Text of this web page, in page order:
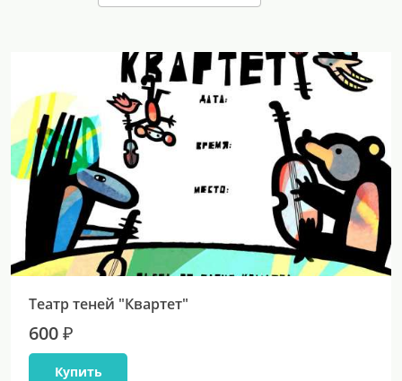
Театр теней "Квартет"
600 ₽
Купить